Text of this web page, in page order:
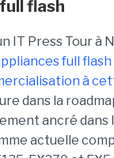
flash
IT Press Tour à
full
à
dans la
ancré dans
actuelle